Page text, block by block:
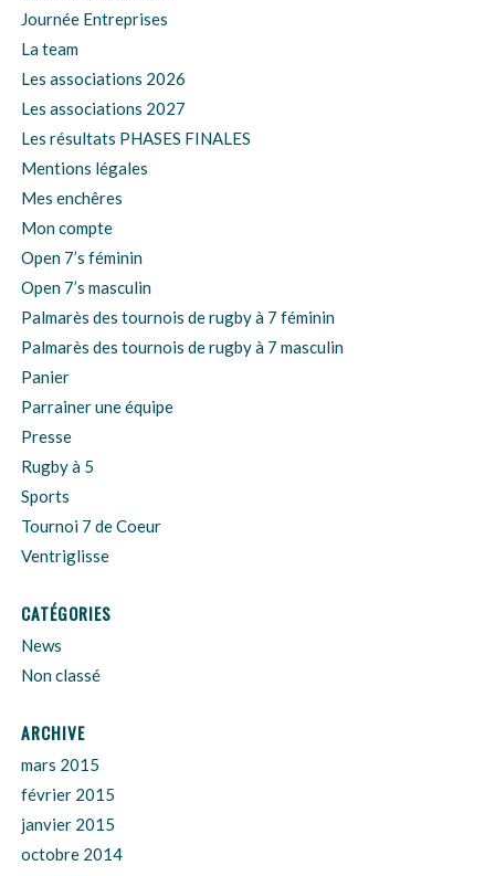
Journée Entreprises
La team
Les associations 2026
Les associations 2027
Les résultats PHASES FINALES
Mentions légales
Mes enchêres
Mon compte
Open 7’s féminin
Open 7’s masculin
Palmarès des tournois de rugby à 7 féminin
Palmarès des tournois de rugby à 7 masculin
Panier
Parrainer une équipe
Presse
Rugby à 5
Sports
Tournoi 7 de Coeur
Ventriglisse
CATÉGORIES
News
Non classé
ARCHIVE
mars 2015
février 2015
janvier 2015
octobre 2014